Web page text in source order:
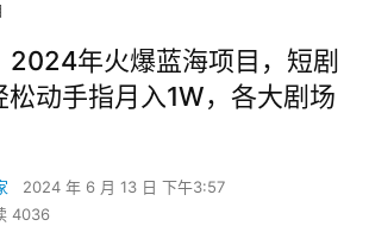
2024年火爆蓝海项目，短剧
松动手指月入1W，各大剧场
2024 年 6 月 13 日 下午3:57
4036